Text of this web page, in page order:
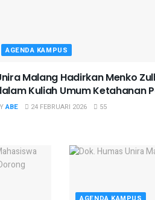
AGENDA KAMPUS
Malang Hadirkan Menko
Kuliah Umum Ketahanan
ABE 24 FEBRUARI 2026 55